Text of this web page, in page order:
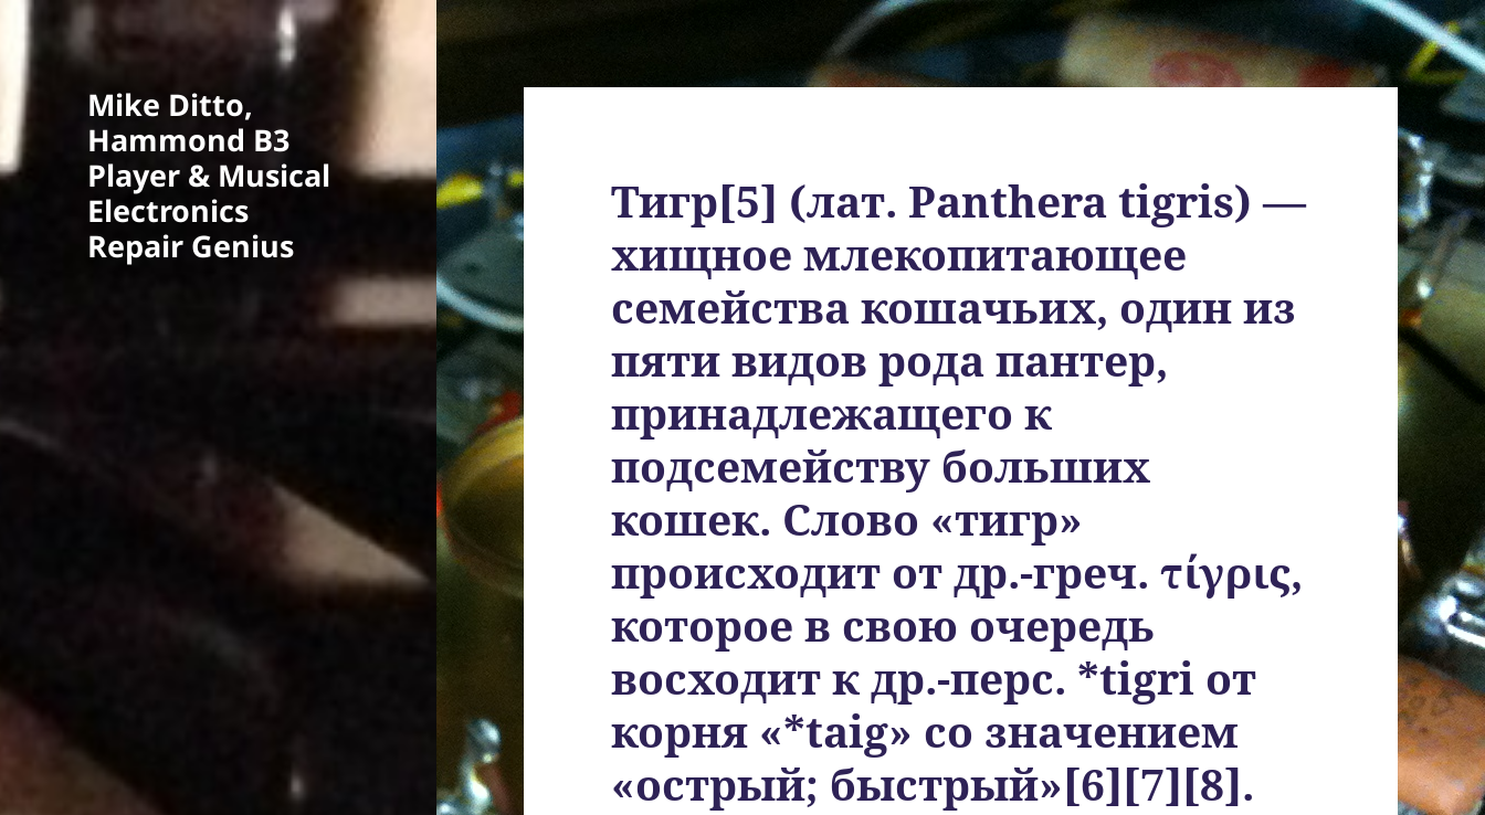
Mike Ditto,
Hammond B3
Player & Musical
Electronics
Repair Genius
Тигр[5] (лат. Panthera tigris) —
хищное млекопитающее
семейства кошачьих, один из
пяти видов рода пантер,
принадлежащего к
подсемейству больших
кошек. Слово «тигр»
происходит от др.-греч. τίγρις,
которое в свою очередь
восходит к др.-перс. *tigri от
корня «*taig» со значением
«острый; быстрый»[6][7][8].